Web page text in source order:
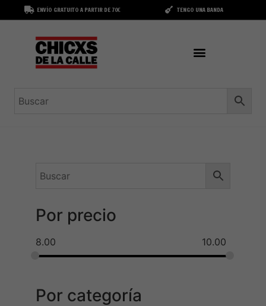
ENVÍO GRATUITO A PARTIR DE 70€ TENGO UNA BANDA
Por precio
8.00 10.00
Por categoría